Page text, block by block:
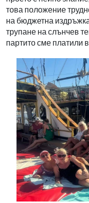
това положение
на бюджетна
трупане на слънчев
партито сме платили